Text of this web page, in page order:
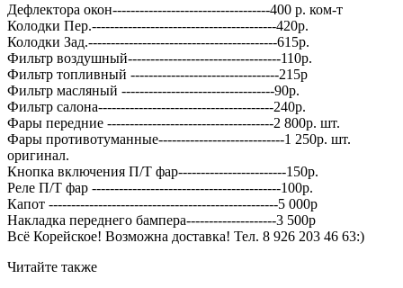
Дефлектора окон-----------------------------------400 р. ком-т
Колодки Пер.-----------------------------------------420р.
Колодки Зад.------------------------------------------615р.
Фильтр воздушный----------------------------------110р.
Фильтр топливный ---------------------------------215р
Фильтр масляный ----------------------------------90р.
Фильтр салона---------------------------------------240р.
Фары передние -------------------------------------2 800р. шт.
Фары противотуманные----------------------------1 250р. шт.
оригинал.
Кнопка включения П/Т фар------------------------150р.
Реле П/Т фар ------------------------------------------100р.
Капот ---------------------------------------------------5 000р
Накладка переднего бампера--------------------3 500р
Всё Корейское! Возможна доставка! Тел. 8 926 203 46 63:)
Читайте также